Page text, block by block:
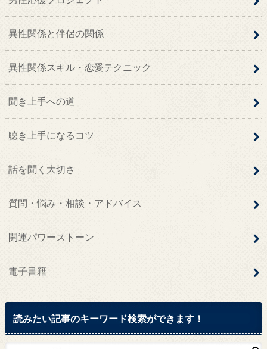
異性関係と伴侶の関係
異性関係スキル・恋愛テクニック
聞き上手への道
聴き上手になるコツ
話を聞く大切さ
質問・悩み・相談・アドバイス
開運パワーストーン
電子書籍
読みたい記事のキーワード検索ができます！